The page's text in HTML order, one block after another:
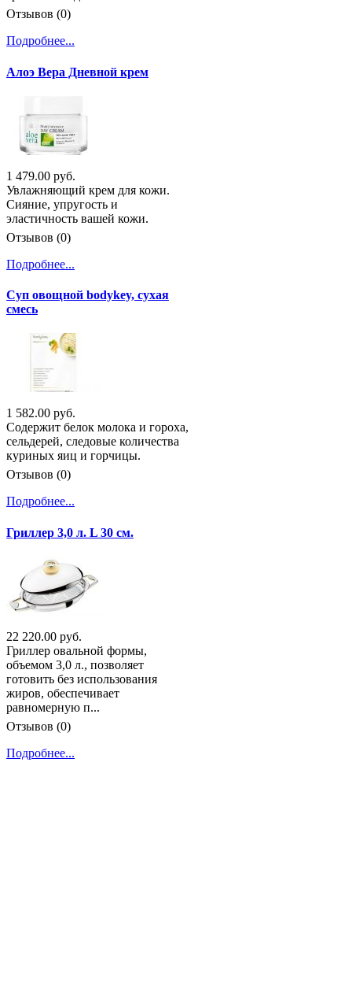
Отзывов (0)
Подробнее...
Алоэ Вера Дневной крем
1 479.00 руб.
Увлажняющий крем для кожи.
Сияние, упругость и
эластичность вашей кожи.
Отзывов (0)
Подробнее...
Суп овощной bodykey, сухая
смесь
1 582.00 руб.
Содержит белок молока и гороха,
сельдерей, следовые количества
куриных яиц и горчицы.
Отзывов (0)
Подробнее...
Гриллер 3,0 л. L 30 см.
22 220.00 руб.
Гриллер овальной формы,
объемом 3,0 л., позволяет
готовить без использования
жиров, обеспечивает
равномерную п...
Отзывов (0)
Подробнее...